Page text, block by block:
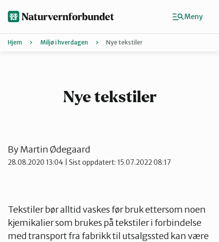
Finn ditt lokallag
Finnmark
Innlandet
Hjem Miljø i hverdagen Nye tekstiler
Nye tekstiler
ByMartin Ødegaard
28.08.2020 13:04 | Sist oppdatert: 15.07.2022 08:17
Tekstiler bør alltid vaskes før bruk ettersom noen
kjemikalier som brukes på tekstiler i forbindelse
med transport fra fabrikk til utsalgssted kan være